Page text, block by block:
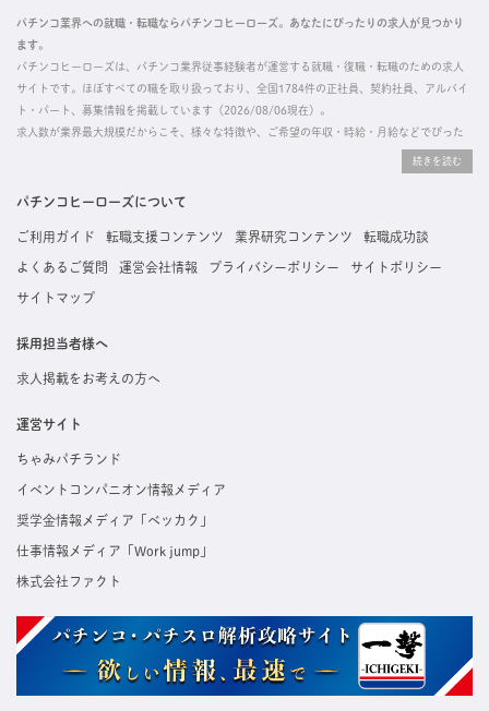
パチンコ業界への就職・転職ならパチンコヒーローズ。あなたにぴったりの求人が見つかり
ます。
パチンコヒーローズは、パチンコ業界従事経験者が運営する就職・復職・転職のための求人
サイトです。ほぼすべての職を取り扱っており、全国1784件の正社員、契約社員、アルバイ
ト・パート、募集情報を掲載しています（2026/08/06現在）。
求人数が業界最大規模だからこそ、様々な特徴や、ご希望の年収・時給・月給などでぴった
掲載している求人は、すべて契約法人様から寄せられた正規の求人情報です。応募いただい
た内容はすぐに直接事業所に届くためスムーズに転職・復職できます。
パチンコヒーローズについて
ご利用ガイド 転職支援コンテンツ 業界研究コンテンツ 転職成功談
よくあるご質問 運営会社情報 プライバシーポリシー サイトポリシー
サイトマップ
採用担当者様へ
求人掲載をお考えの方へ
運営サイト
ちゃみパチランド
イベントコンパニオン情報メディア
奨学金情報メディア「ベッカク」
仕事情報メディア「Work jump」
株式会社ファクト